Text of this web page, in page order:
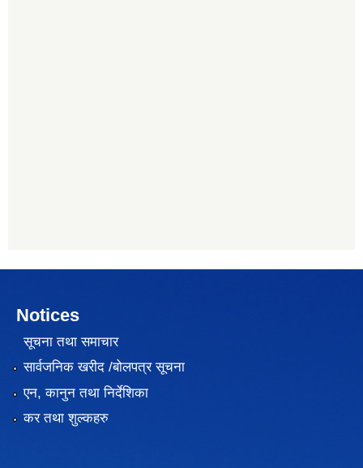
Notices
सूचना तथा समाचार
सार्वजनिक खरीद /बोलपत्र सूचना
एन, कानुन तथा निर्देशिका
कर तथा शुल्कहरु